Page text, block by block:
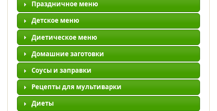
Праздничное меню
Детское меню
Диетическое меню
Домашние заготовки
Соусы и заправки
Рецепты для мультиварки
Диеты